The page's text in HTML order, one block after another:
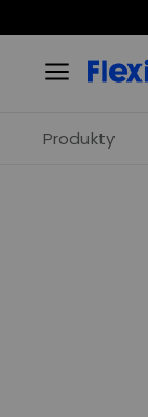
Produkty